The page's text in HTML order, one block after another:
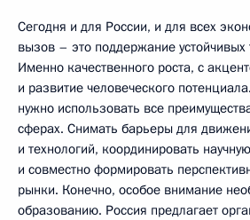
Сегодня и для России, и для всех
вызов – это поддержание устойчивых
Именно качественного роста, с
и развитие человеческого
нужно использовать все
сферах. Снимать барьеры для
и технологий, координировать
и совместно формировать
рынки. Конечно, особое внимание
образованию. Россия предлагает